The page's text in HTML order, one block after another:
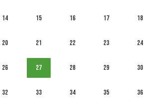
14 15 16 17 18
20 21 22 23 24
26 27 28 29 30
32 33 34 35 36